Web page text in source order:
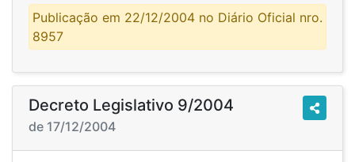
Publicação em 22/12/2004 no Diário Oficial nro.
8957
Decreto Legislativo 9/2004
de 17/12/2004